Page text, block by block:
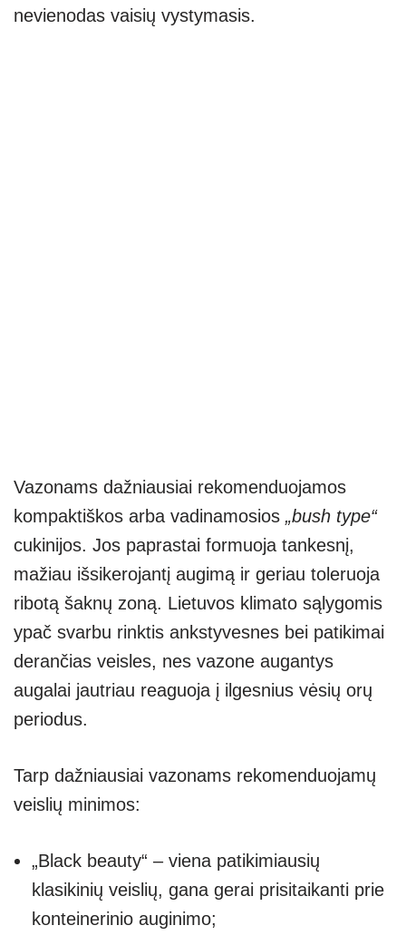
nevienodas vaisių vystymasis.
Vazonams dažniausiai rekomenduojamos
kompaktiškos arba vadinamosios „bush type“
cukinijos. Jos paprastai formuoja tankesnį,
mažiau išsikerojantį augimą ir geriau toleruoja
ribotą šaknų zoną. Lietuvos klimato sąlygomis
ypač svarbu rinktis ankstyvesnes bei patikimai
derančias veisles, nes vazone augantys
augalai jautriau reaguoja į ilgesnius vėsių orų
periodus.
Tarp dažniausiai vazonams rekomenduojamų
veislių minimos:
„Black beauty“ – viena patikimiausių
klasikinių veislių, gana gerai prisitaikanti prie
konteinerinio auginimo;